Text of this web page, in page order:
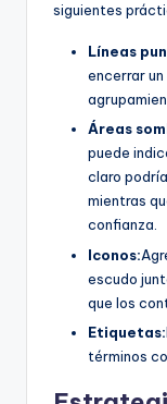
siguientes
Líneas
encerrar
Áreas
puede
claro
mientras
confianza.
Iconos:
escudo
que los
Etiquetas:
términos